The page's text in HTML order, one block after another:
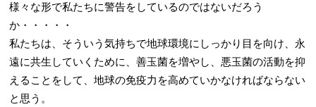
様々な形で私たちに警告をしているのではないだろう
か・・・・・
私たちは、そういう気持ちで地球環境にしっかり目を向け、永
遠に共生していくために、善玉菌を増やし、悪玉菌の活動を抑
えることをして、地球の免疫力を高めていかなければならない
と思う。